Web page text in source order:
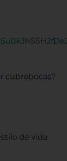
cubrebocas?
de vida